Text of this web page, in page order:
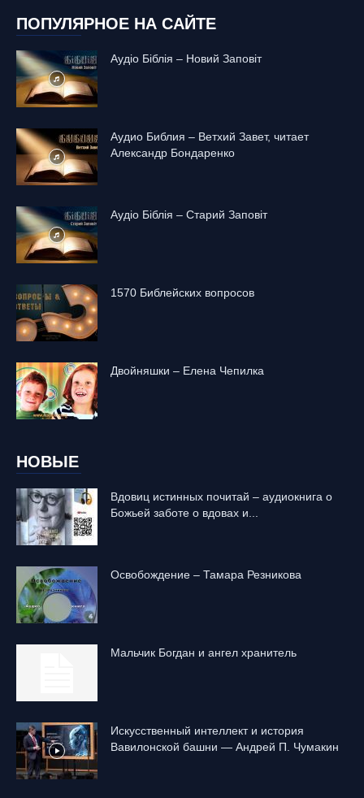
ПОПУЛЯРНОЕ НА САЙТЕ
Аудіо Біблія – Новий Заповіт
Аудио Библия – Ветхий Завет, читает
Александр Бондаренко
Аудіо Біблія – Старий Заповіт
1570 Библейских вопросов
Двойняшки – Елена Чепилка
НОВЫЕ
Вдовиц истинных почитай – аудиокнига о
Божьей заботе о вдовах и...
Освобождение – Тамара Резникова
Mальчик Богдан и ангел хранитель
Искусственный интеллект и история
Вавилонской башни — Андрей П. Чумакин